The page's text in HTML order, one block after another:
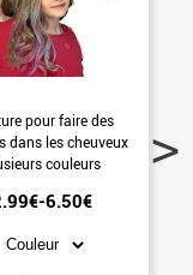
pour faire des
dans les cheuveux
couleurs
6.50€